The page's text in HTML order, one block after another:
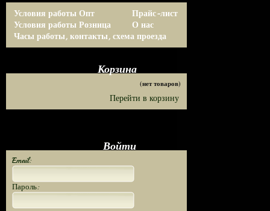
Условия работы Опт
Условия работы Розница
Прайс-лист
О нас
Часы работы, контакты, схема проезда
Корзина
(нет товаров)
Перейти в корзину
Войти
Email:
Пароль: